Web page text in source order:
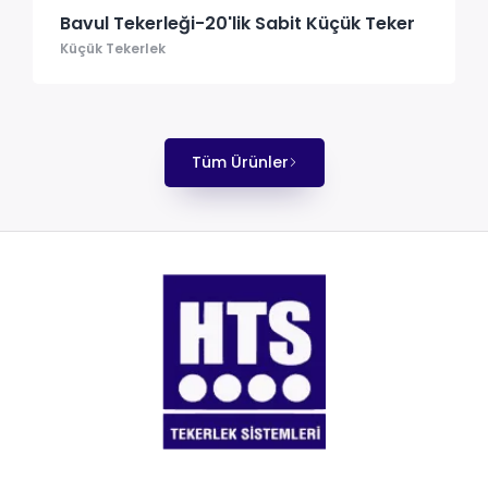
Bavul Tekerleği-20'lik Sabit Küçük Teker
Küçük Tekerlek
Tüm Ürünler